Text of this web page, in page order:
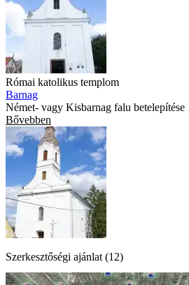
Római katolikus templom
Barnag
Német- vagy Kisbarnag falu betelepítése
Bővebben
Szerkesztőségi ajánlat (12)